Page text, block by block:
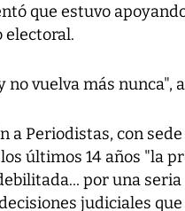
que estuvo
electoral.
no vuelva más nunca",
a Periodistas, con
últimos 14 años "la
por una seria
judiciales